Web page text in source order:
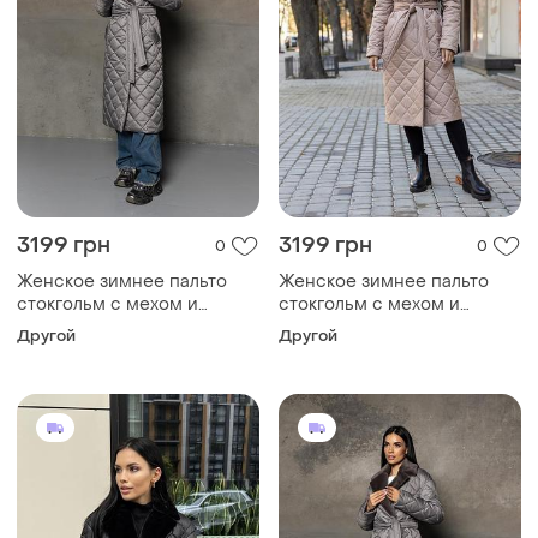
3199 грн 0
Женское зимнее пальто
стокгольм с мехом и
поясом утепленное,
стильное стеганое пальто
серое 42, xxxl
Другой
3199 грн 0
Женское зимнее пальто
стокгольм с мехом и
поясом утепленное,
стильное стеганое пальто
какао 42, xs
Другой